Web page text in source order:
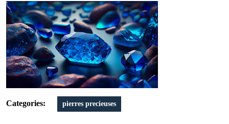
Categories: pierres precieuses